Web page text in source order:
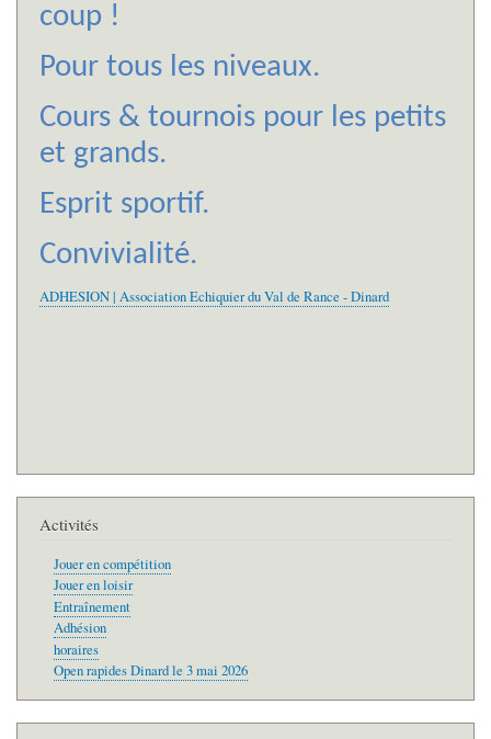
coup !
Pour tous les niveaux.
Cours & tournois pour les petits
et grands.
Esprit sportif.
Convivialité.
ADHESION | Association Echiquier du Val de Rance - Dinard
Activités
Jouer en compétition
Jouer en loisir
Entraînement
Adhésion
horaires
Open rapides Dinard le 3 mai 2026